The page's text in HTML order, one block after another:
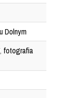
Dolnym
, fotografia